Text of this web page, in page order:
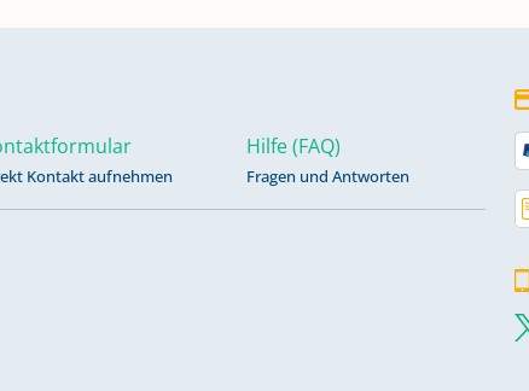
Kontakt aufnehmen
Hilfe (FAQ)
Fragen und Antworten